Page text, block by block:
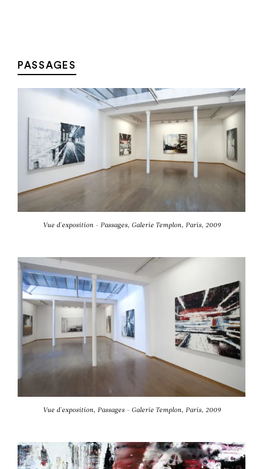
PASSAGES
Vue d'exposition - Passages, Galerie Templon, Paris, 2009
Vue d'exposition, Passages - Galerie Templon, Paris, 2009